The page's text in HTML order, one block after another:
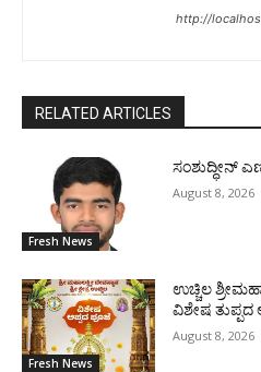
http://
RELATED ARTICLES
Fresh News
ಸಂಶುದ್ಧೀನ್
August 8, 2026
Fresh News
ಉಚ್ಚಿಲ
ವಿಶೇಷ ತುಪ್ಪದ
August 8, 2026